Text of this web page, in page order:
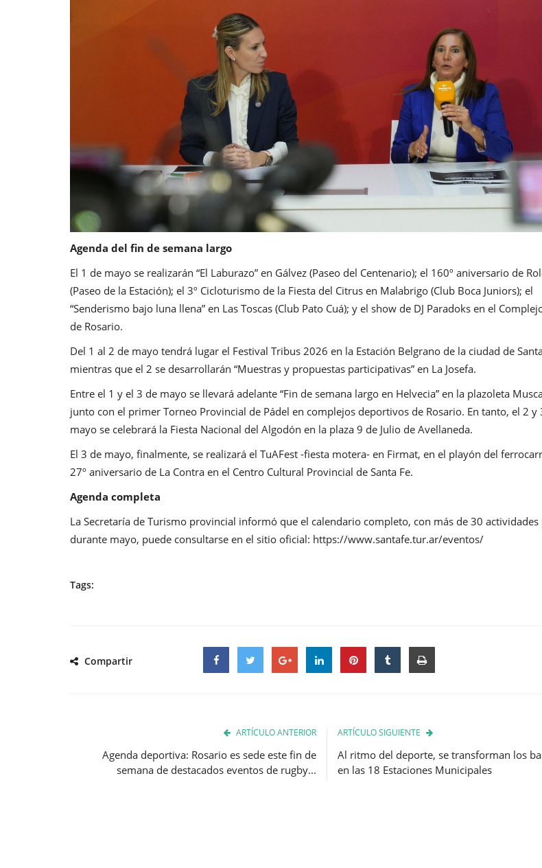
Agenda del fin de semana largo
El 1 de mayo se realizarán “El Laburazo” en Gálvez (Paseo del Centenario); el 160º aniversario de
(Paseo de la Estación); el 3º Cicloturismo de la Fiesta del Citrus en Malabrigo (Club Boca Juniors); el
“Senderismo bajo luna llena” en Las Toscas (Club Pato Cuá); y el show de DJ Paradoks en el
de Rosario.
Del 1 al 2 de mayo tendrá lugar el Festival Tribus 2026 en la Estación Belgrano de la ciudad de
mientras que el 2 se desarrollarán “Muestras y propuestas participativas” en La Josefa.
Entre el 1 y el 3 de mayo se llevará adelante “Fin de semana largo en Helvecia” en la plazoleta
junto con el primer Torneo Provincial de Pádel en complejos deportivos de Rosario. En tanto, el 2 y
mayo se celebrará la Fiesta Nacional del Algodón en la plaza 9 de Julio de Avellaneda.
El 3 de mayo, finalmente, se realizará el TuAFest -fiesta motera- en Firmat, en el playón del
27º aniversario de La Contra en el Centro Cultural Provincial de Santa Fe.
Agenda completa
La Secretaría de Turismo provincial informó que el calendario completo, con más de 30 actividades
durante mayo, puede consultarse en el sitio oficial: https://www.santafe.tur.ar/eventos/
Tags:
Compartir
ARTÍCULO ANTERIOR
Agenda deportiva: Rosario es sede este fin de
semana de destacados eventos de rugby...
ARTÍCULO SIGUIENTE
Al ritmo del deporte, se transforman los
en las 18 Estaciones Municipales